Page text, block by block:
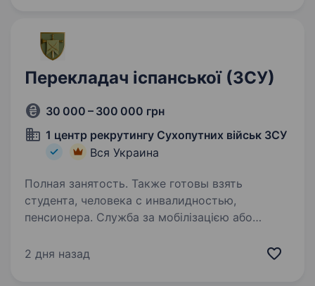
Перекладач іспанської (ЗСУ)
30 000 – 300 000 грн
1 центр рекрутингу Сухопутних військ ЗСУ
Вся Украина
Полная занятость. Также готовы взять
студента, человека с инвалидностью,
пенсионера. Служба за мобілізацією або
підрозділ Збройних Сил України потрібен
2 дня назад